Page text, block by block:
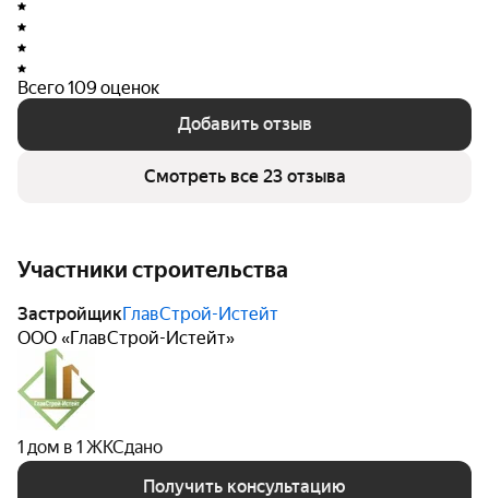
Всего 109 оценок
Добавить отзыв
Смотреть все 23 отзыва
Участники строительства
ЗастройщикГлавСтрой-Истейт
ООО «ГлавСтрой-Истейт»
1 дом в 1 ЖКСдано
Получить консультацию